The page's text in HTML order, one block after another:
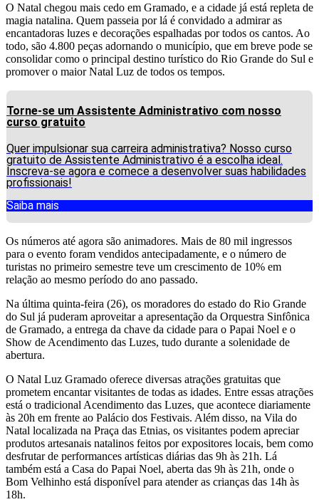
O Natal chegou mais cedo em Gramado, e a cidade já está repleta de
magia natalina. Quem passeia por lá é convidado a admirar as
encantadoras luzes e decorações espalhadas por todos os cantos. Ao
todo, são 4.800 peças adornando o município, que em breve pode se
consolidar como o principal destino turístico do Rio Grande do Sul e
promover o maior Natal Luz de todos os tempos.
Torne-se um Assistente Administrativo com nosso
curso gratuito
Quer impulsionar sua carreira administrativa? Nosso curso
gratuito de Assistente Administrativo é a escolha ideal.
Inscreva-se agora e comece a desenvolver suas habilidades
profissionais!
Saiba mais
Os números até agora são animadores. Mais de 80 mil ingressos
para o evento foram vendidos antecipadamente, e o número de
turistas no primeiro semestre teve um crescimento de 10% em
relação ao mesmo período do ano passado.
Na última quinta-feira (26), os moradores do estado do Rio Grande
do Sul já puderam aproveitar a apresentação da Orquestra Sinfônica
de Gramado, a entrega da chave da cidade para o Papai Noel e o
Show de Acendimento das Luzes, tudo durante a solenidade de
abertura.
O Natal Luz Gramado oferece diversas atrações gratuitas que
prometem encantar visitantes de todas as idades. Entre essas atrações
está o tradicional Acendimento das Luzes, que acontece diariamente
às 20h em frente ao Palácio dos Festivais. Além disso, na Vila do
Natal localizada na Praça das Etnias, os visitantes podem apreciar
produtos artesanais natalinos feitos por expositores locais, bem como
desfrutar de performances artísticas diárias das 9h às 21h. Lá
também está a Casa do Papai Noel, aberta das 9h às 21h, onde o
Bom Velhinho está disponível para atender as crianças das 14h às
18h.